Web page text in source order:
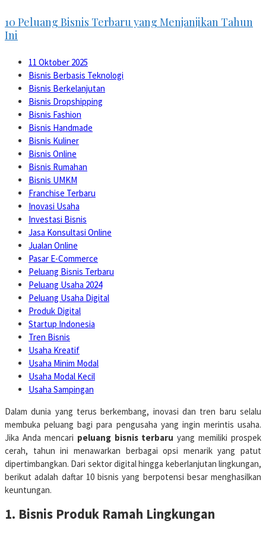
10 Peluang Bisnis Terbaru yang Menjanjikan Tahun
Ini
11 Oktober 2025
Bisnis Berbasis Teknologi
Bisnis Berkelanjutan
Bisnis Dropshipping
Bisnis Fashion
Bisnis Handmade
Bisnis Kuliner
Bisnis Online
Bisnis Rumahan
Bisnis UMKM
Franchise Terbaru
Inovasi Usaha
Investasi Bisnis
Jasa Konsultasi Online
Jualan Online
Pasar E-Commerce
Peluang Bisnis Terbaru
Peluang Usaha 2024
Peluang Usaha Digital
Produk Digital
Startup Indonesia
Tren Bisnis
Usaha Kreatif
Usaha Minim Modal
Usaha Modal Kecil
Usaha Sampingan
Dalam dunia yang terus berkembang, inovasi dan tren baru selalu
membuka peluang bagi para pengusaha yang ingin merintis usaha.
Jika Anda mencari peluang bisnis terbaru yang memiliki prospek
cerah, tahun ini menawarkan berbagai opsi menarik yang patut
dipertimbangkan. Dari sektor digital hingga keberlanjutan lingkungan,
berikut adalah daftar 10 bisnis yang berpotensi besar menghasilkan
keuntungan.
1. Bisnis Produk Ramah Lingkungan